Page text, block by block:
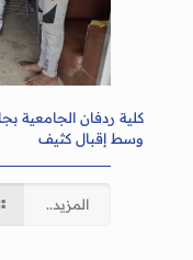
كلية ردفان الجامعية
وسط إقبال كثيف
المزيد..